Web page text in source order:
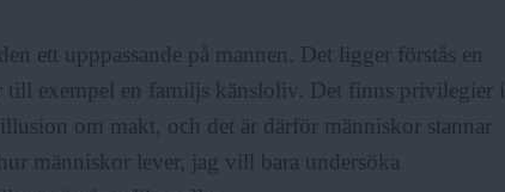
ett upppassande på mannen. Det ligger förstås en
exempel en familjs känsloliv. Det finns privilegier i
om makt, och det är därför människor stannar
människor lever, jag vill bara undersöka